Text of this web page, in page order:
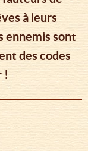
à leurs
ennemis sont
des codes
!